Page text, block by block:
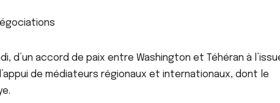
d’un accord de paix entre Washington et Téhéran à
de médiateurs régionaux et internationaux, dont le
FAITS DIVERS
Mort d’Alexandro
ACTUALITE
Des